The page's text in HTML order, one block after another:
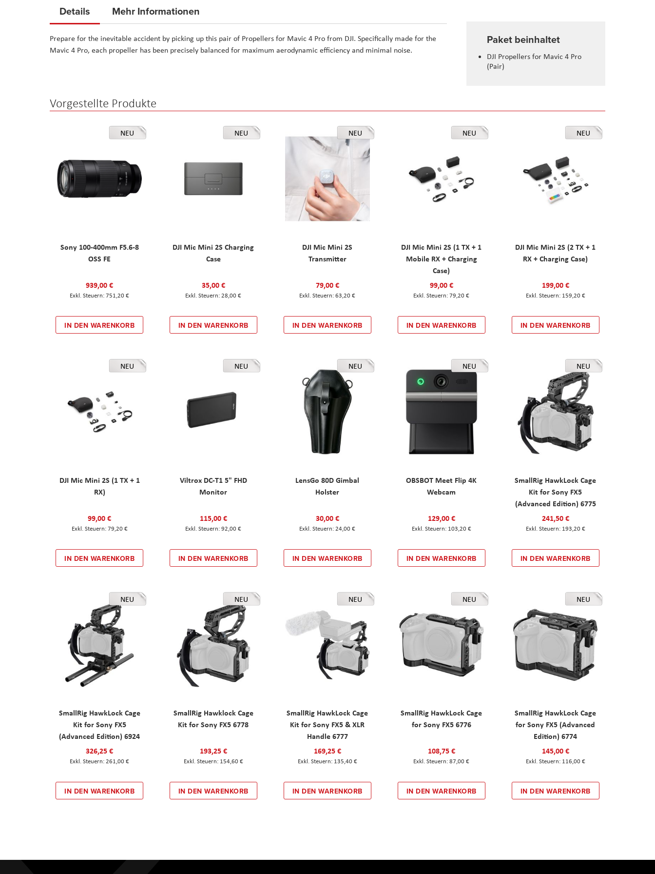
the
of
the
Paket beinhaltet
DJI Propellers for Mavic 4 Pro
(Pair)
Details
Prepare for the inevitable accident by picking up this pair of Propellers for Mavic 4 Pro from DJI. Specifically made for the
Mavic 4 Pro, each propeller has been precisely balanced for maximum aerodynamic efficiency and minimal noise.
Mehr Informationen
Vorgestellte Produkte
NEU
Sony 100-400mm F5.6-8
OSS FE
939,00 €
751,20 €
IN DEN WARENKORB
NEU
DJI Mic Mini 2S Charging
Case
35,00 €
28,00 €
IN DEN WARENKORB
NEU
DJI Mic Mini 2S
Transmitter
79,00 €
63,20 €
IN DEN WARENKORB
NEU
DJI Mic Mini 2S (1 TX + 1
Mobile RX + Charging
Case)
99,00 €
79,20 €
IN DEN WARENKORB
NEU
DJI Mic Mini 2S (2 TX + 1
RX + Charging Case)
199,00 €
159,20 €
IN DEN WARENKORB
NEU
DJI Mic Mini 2S (1 TX + 1
RX)
99,00 €
79,20 €
IN DEN WARENKORB
NEU
Viltrox DC-T1 5" FHD
Monitor
115,00 €
92,00 €
IN DEN WARENKORB
NEU
LensGo 80D Gimbal
Holster
30,00 €
24,00 €
IN DEN WARENKORB
NEU
OBSBOT Meet Flip 4K
Webcam
129,00 €
103,20 €
IN DEN WARENKORB
NEU
SmallRig HawkLock Cage
Kit for Sony FX5
(Advanced Edition) 6775
241,50 €
193,20 €
IN DEN WARENKORB
NEU
SmallRig HawkLock Cage
Kit for Sony FX5
(Advanced Edition) 6924
326,25 €
261,00 €
IN DEN WARENKORB
NEU
SmallRig Hawklock Cage
Kit for Sony FX5 6778
193,25 €
154,60 €
IN DEN WARENKORB
NEU
SmallRig HawkLock Cage
Kit for Sony FX5 & XLR
Handle 6777
169,25 €
135,40 €
IN DEN WARENKORB
NEU
SmallRig HawkLock Cage
for Sony FX5 6776
108,75 €
87,00 €
IN DEN WARENKORB
NEU
SmallRig HawkLock Cage
for Sony FX5 (Advanced
Edition) 6774
145,00 €
116,00 €
IN DEN WARENKORB